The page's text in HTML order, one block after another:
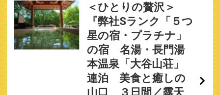
＜ひとりの贅沢＞
『弊社Sランク「５つ
星の宿・プラチナ」
の宿 名湯・長門湯
本温泉「大谷山荘」
連泊 美食と癒しの
山口 ３日間／露天